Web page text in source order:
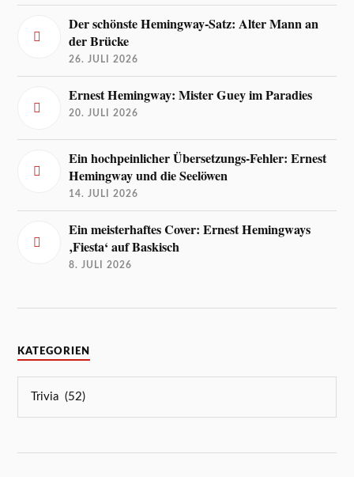
Der schönste Hemingway-Satz: Alter Mann an
der Brücke
26. JULI 2026
Ernest Hemingway: Mister Guey im Paradies
20. JULI 2026
Ein hochpeinlicher Übersetzungs-Fehler: Ernest
Hemingway und die Seelöwen
14. JULI 2026
Ein meisterhaftes Cover: Ernest Hemingways
‚Fiesta‘ auf Baskisch
8. JULI 2026
KATEGORIEN